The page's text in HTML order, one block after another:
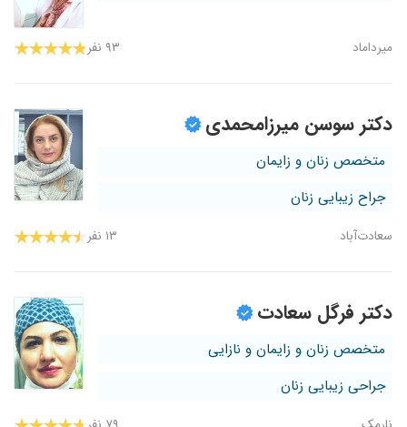
میرداماد ۹۳ نفر
دکتر سوسن میرزامحمدی
متخصص زنان و زایمان
جراح زیبایی زنان
سعادت‌آباد ۱۳ نفر
دکتر فرگل سعادت
متخصص زنان و زایمان و نازایی
جراحی زیبایی زنان